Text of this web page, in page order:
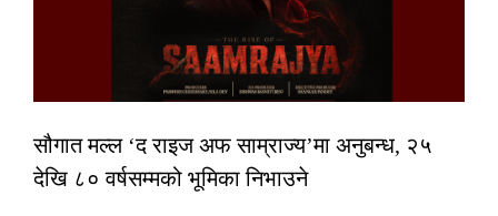
सौगात मल्ल ‘द राइज अफ साम्राज्य’मा अनुबन्ध, २५
देखि ८० वर्षसम्मको भूमिका निभाउने